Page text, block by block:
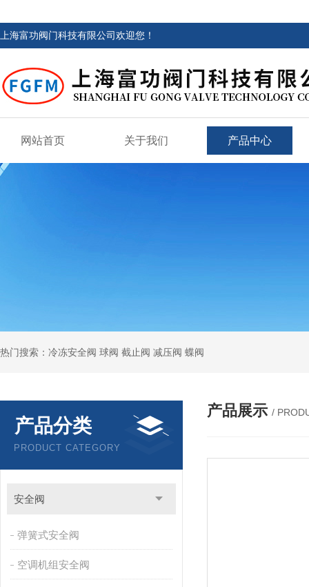
上海富功阀门科技有限公司欢迎您！
网站首页 关于我们 产品中心
热门搜索：冷冻安全阀 球阀 截止阀 减压阀 蝶阀
产品分类
PRODUCT CATEGORY
安全阀
弹簧式安全阀
空调机组安全阀
产品展示 /